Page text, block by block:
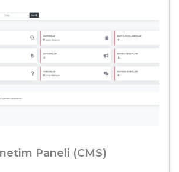
Paneli (CMS)